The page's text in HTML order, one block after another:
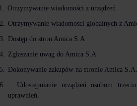
Otrzymywanie wiadomości z urządzeń.
Otrzymywanie wiadomości globalnych z
Dostęp do stron Amica S.A.
Zgłaszanie uwag do Amica S.A.
Dokonywanie zakupów na stronie Amica S.A.
Udostępnianie urządzeń osobom
uprawnień.